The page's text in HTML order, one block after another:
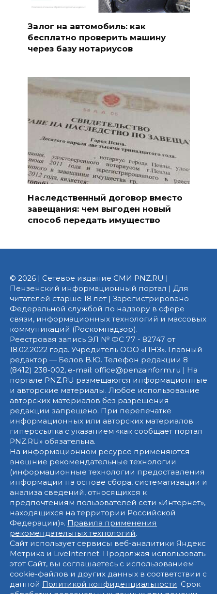
Залог на автомобиль: как
бесплатно проверить машину
через базу нотариусов
Наследственный договор вместо
завещания: чем выгоден новый
способ передать имущество
© 2026 | Сетевое издание СМИ PNZ.RU |
Пензенский информационный портал | Для
читателей старше 18 лет | Зарегистрировано
Федеральной службой по надзору в сфере
связи, информационных технологий и массовых
коммуникаций (Роскомнадзор).
Реестровая запись ЭЛ № ФС 77 - 82747 от
18.02.2022 года. Учредитель ООО «ПНЗ». Главный
редактор — Белов В.Ю. Телефон редакции 8
(8412) 238-002, e-mail: office@penzainform.ru | На
портале PNZ.RU размещаются информационные
и авторские материалы. Любое использование
авторских материалов без разрешения
редакции запрещено. При перепечатке
информационных или авторских материалов
гиперссылка с указанием «как сообщает портал
PNZ.RU» обязательна.
На информационном ресурсе применяются
внешние рекомендательные технологии
(информационные технологии предоставления
информации на основе сбора, систематизации и
анализа сведений, относящихся к
предпочтениям пользователей сети «Интернет»,
находящихся на территории Российской
Федерации)». Правила применения
рекомендательных технологий.
Сайт использует сервисы веб-аналитики Яндекс
Метрика и LiveInternet. Продолжая использовать
этот Сайт, вы соглашаетесь с использованием
cookie-файлов и других данных в соответствии с
данной Политикой конфиденциальности. Срок